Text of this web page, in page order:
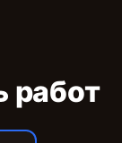
работ